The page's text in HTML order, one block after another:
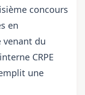
concours
en
venant du
CRPE
une